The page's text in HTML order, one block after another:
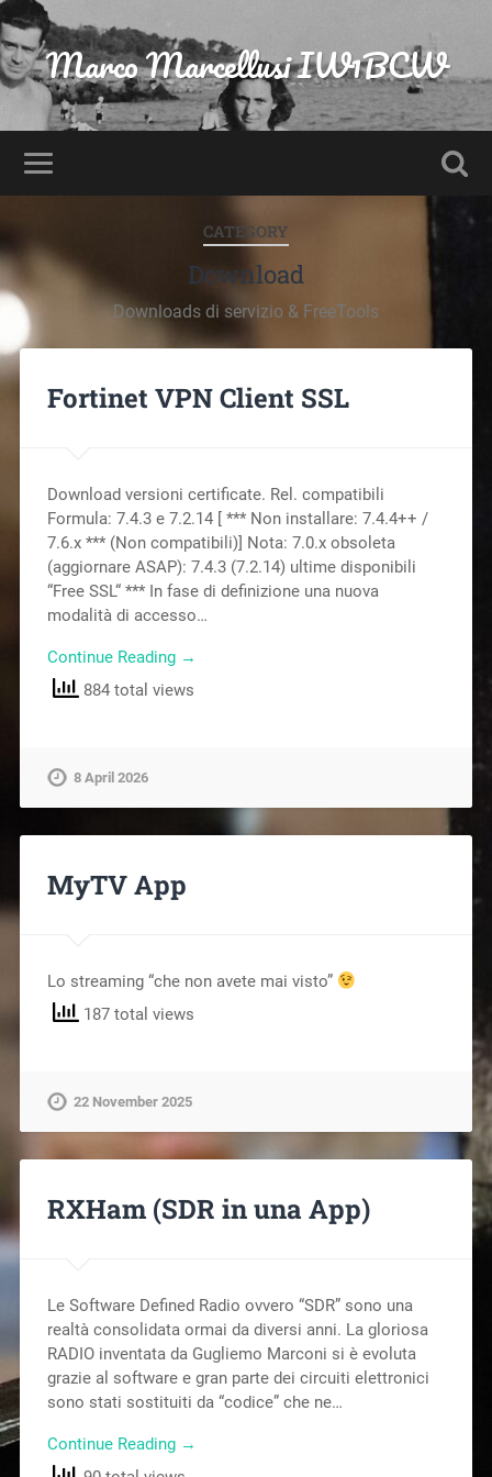
Marco Marcellusi IW1BCW
CATEGORY
Download
Downloads di servizio & FreeTools
Fortinet VPN Client SSL
Download versioni certificate. Rel. compatibili
Formula: 7.4.3 e 7.2.14 [ *** Non installare: 7.4.4++ /
7.6.x *** (Non compatibili)] Nota: 7.0.x obsoleta
(aggiornare ASAP): 7.4.3 (7.2.14) ultime disponibili
“Free SSL“ *** In fase di definizione una nuova
modalità di accesso…
Continue Reading →
884 total views
8 April 2026
MyTV App
Lo streaming “che non avete mai visto”
187 total views
22 November 2025
RXHam (SDR in una App)
Le Software Defined Radio ovvero “SDR” sono una
realtà consolidata ormai da diversi anni. La gloriosa
RADIO inventata da Gugliemo Marconi si è evoluta
grazie al software e gran parte dei circuiti elettronici
sono stati sostituiti da “codice” che ne…
Continue Reading →